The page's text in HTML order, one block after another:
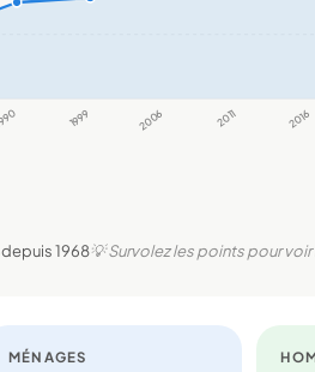
1999 2006 2011 2016
depuis 1968💡 Survolez les points pour voir
MÉNAGES